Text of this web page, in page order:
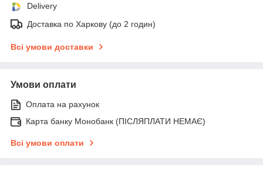
Delivery
Доставка по Харкову (до 2 годин)
Всі умови доставки
Умови оплати
Оплата на рахунок
Карта банку Монобанк (ПІСЛЯПЛАТИ НЕМАЄ)
Всі умови оплати